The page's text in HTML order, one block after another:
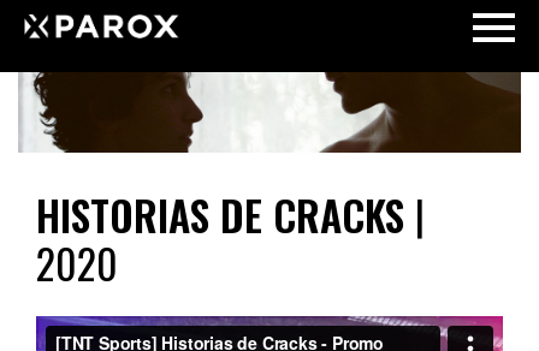
HISTORIAS DE CRACKS |
2020